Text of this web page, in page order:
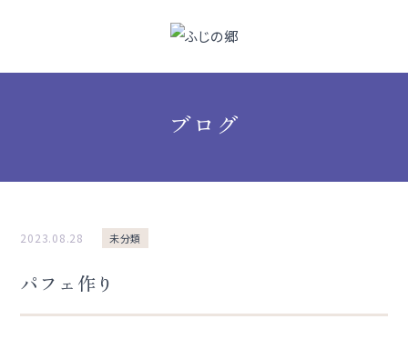
ブログ
2023.08.28 未分類
パフェ作り